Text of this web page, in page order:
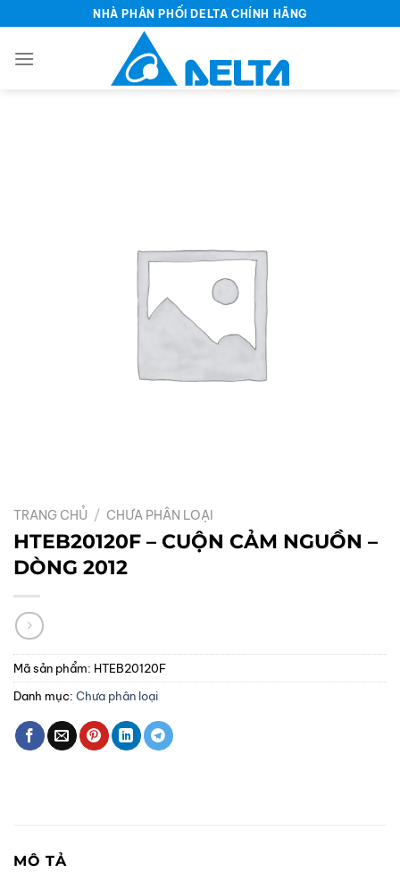
qua
nội
NHÀ PHÂN PHỐI DELTA CHÍNH HÃNG
TRANG CHỦ / CHƯA PHÂN LOẠI
HTEB20120F – CUỘN CẢM NGUỒN –
DÒNG 2012
Mã sản phẩm: HTEB20120F
Danh mục: Chưa phân loại
MÔ TẢ